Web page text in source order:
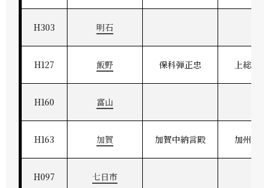
H303 明石
H127 飯野 保科弾正忠 上総飯野
H160 富山
H163 加賀 加賀中納言殿 加州金沢
H097 七日市